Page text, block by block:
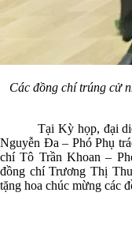
Các đồng chí trúng cử
Tại Kỳ họp, đại
Nguyễn Đa – Phó Phụ
chí Tô Trần Khoan –
đồng chí Trương Thị
tặng hoa chúc mừng các